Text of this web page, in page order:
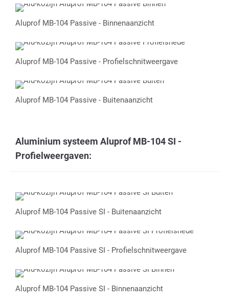
Aluprof MB-104 Passive - Binnenaanzicht
Aluprof MB-104 Passive - Profielschnitweergave
Aluprof MB-104 Passive - Buitenaanzicht
Aluminium systeem Aluprof MB-104 SI -
Profielweergaven:
Aluprof MB-104 Passive SI - Buitenaanzicht
Aluprof MB-104 Passive SI - Profielschnitweergave
Aluprof MB-104 Passive SI - Binnenaanzicht